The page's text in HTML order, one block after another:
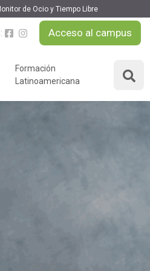
de Ocio y Tiempo Libre
Acceso al campus
Formación
Latinoamericana